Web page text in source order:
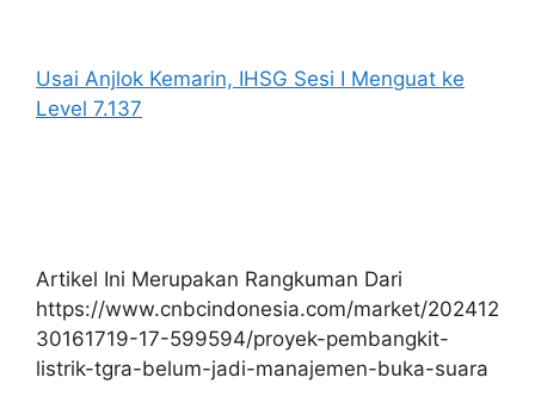
Usai Anjlok Kemarin, IHSG Sesi I Menguat ke
Level 7.137
Artikel Ini Merupakan Rangkuman Dari
https://www.cnbcindonesia.com/market/202412
30161719-17-599594/proyek-pembangkit-
listrik-tgra-belum-jadi-manajemen-buka-suara